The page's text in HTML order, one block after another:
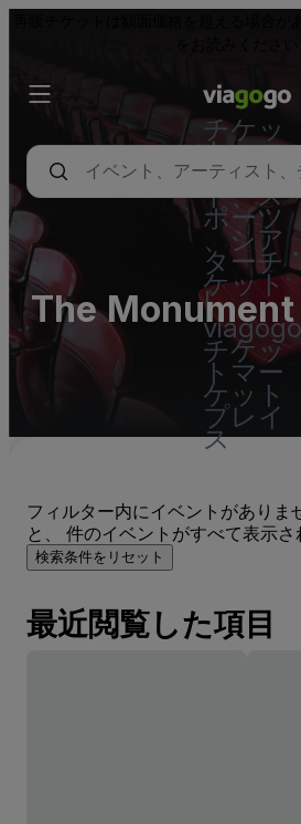
チケッ
ト - コ
ンサー
ト、ス
ポーツ
、シア
ターチ
ケット
|
viagogo
チケッ
トマー
ケット
プレイ
ス
The Monument
フィルター内にイベントがありま
と、 件のイベントがすべて表示さ
検索条件をリセット
最近閲覧した項目